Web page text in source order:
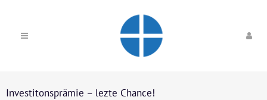
Investitonsprämie – lezte Chance!